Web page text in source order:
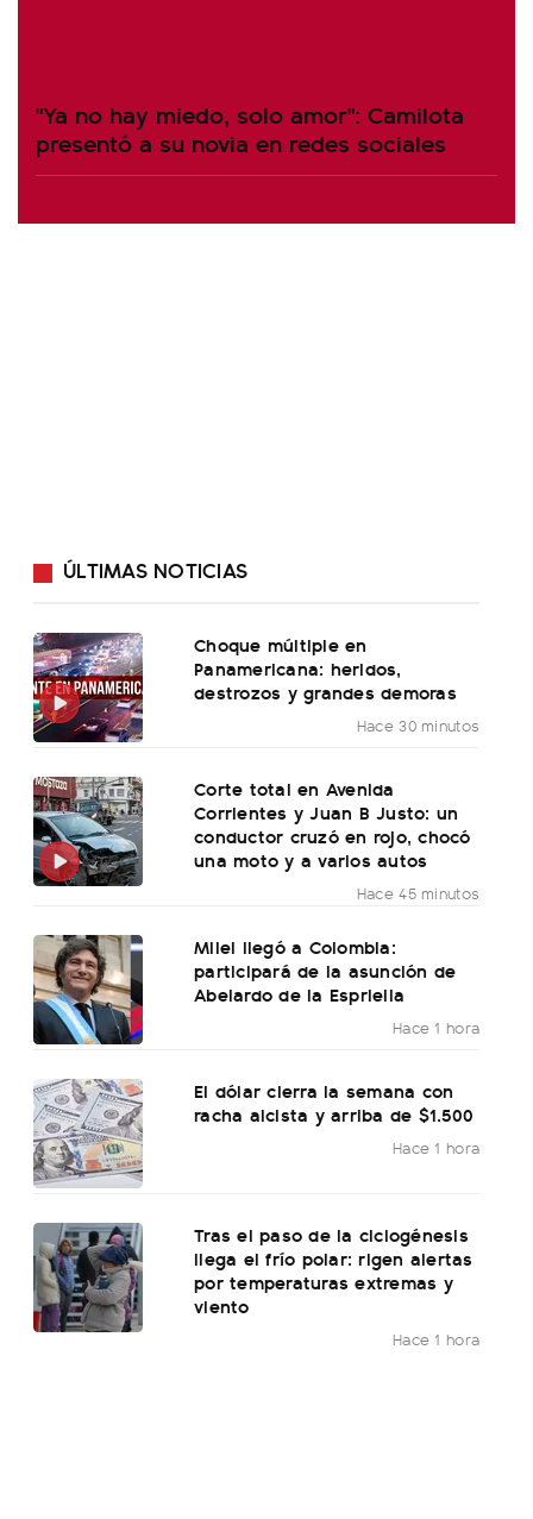
"Ya no hay miedo, solo amor": Camilota
presentó a su novia en redes sociales
ÚLTIMAS NOTICIAS
Choque múltiple en
Panamericana: heridos,
destrozos y grandes demoras
Hace 30 minutos
Corte total en Avenida
Corrientes y Juan B Justo: un
conductor cruzó en rojo, chocó
una moto y a varios autos
Hace 45 minutos
Milei llegó a Colombia:
participará de la asunción de
Abelardo de la Espriella
Hace 1 hora
El dólar cierra la semana con
racha alcista y arriba de $1.500
Hace 1 hora
Tras el paso de la ciclogénesis
llega el frío polar: rigen alertas
por temperaturas extremas y
viento
Hace 1 hora